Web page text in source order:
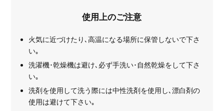
使用上のご注意
火気に近づけたり､高温になる場所に保管しないで下さ
い｡
洗濯機･乾燥機は避け､必ず手洗い･自然乾燥をして下さ
い｡
洗剤を使用して洗う際には中性洗剤を使用し､漂白剤の
使用は避けて下さい｡